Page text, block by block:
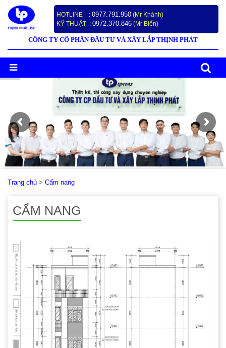
HOTLINE : 0977.791.950 (Mr Khánh)
KỸ THUẬT : 0972.370.846 (Mr Biển)
CÔNG TY CỔ PHẦN ĐẦU TƯ VÀ XÂY LẮP THỊNH PHÁT
Trang chủ > Cẩm nang
CẨM NANG